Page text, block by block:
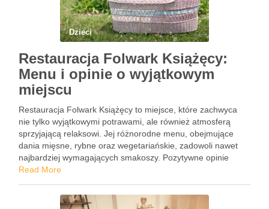
Dzieci
Restauracja Folwark Książęcy:
Menu i opinie o wyjątkowym
miejscu
Restauracja Folwark Książęcy to miejsce, które zachwyca
nie tylko wyjątkowymi potrawami, ale również atmosferą
sprzyjającą relaksowi. Jej różnorodne menu, obejmujące
dania mięsne, rybne oraz wegetariańskie, zadowoli nawet
najbardziej wymagających smakoszy. Pozytywne opinie
gości potwierdzają wysoką jakość serwowanych potraw oraz
ceny, które są dostosowane …
Read More